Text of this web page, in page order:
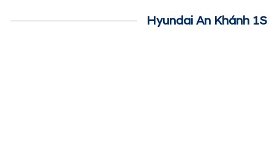
Hyundai An Khánh 1S